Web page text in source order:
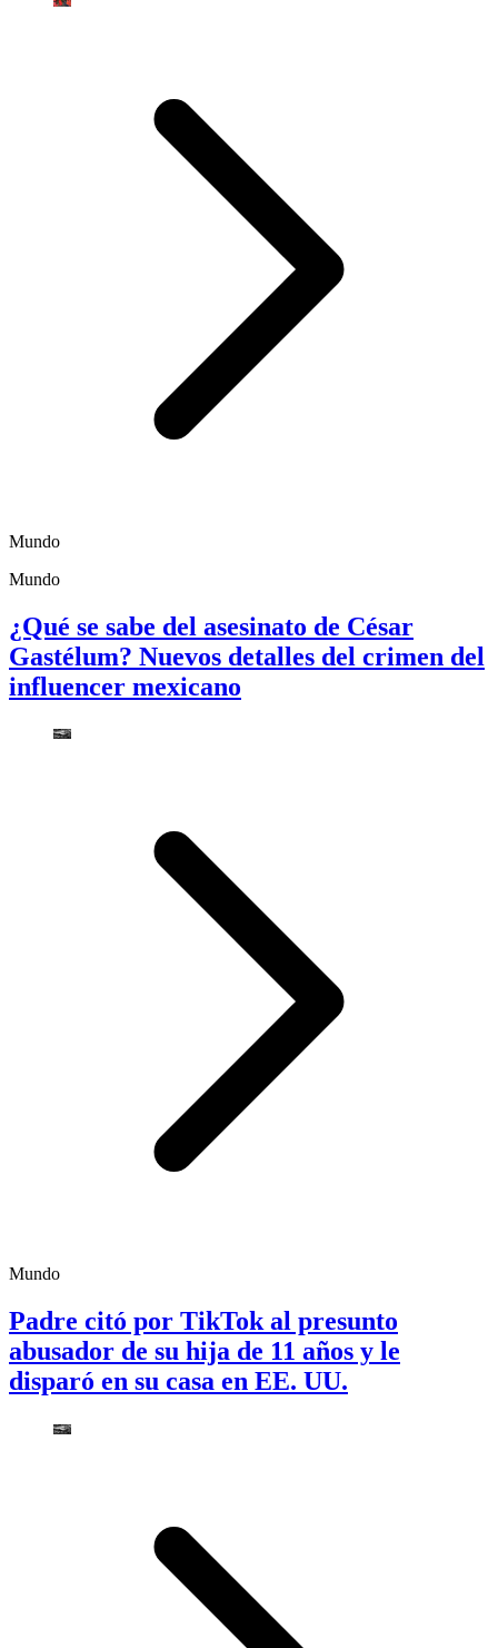
Mundo
Mundo
¿Qué se sabe del asesinato de César
Gastélum? Nuevos detalles del crimen del
influencer mexicano
Mundo
Padre citó por TikTok al presunto
abusador de su hija de 11 años y le
disparó en su casa en EE. UU.